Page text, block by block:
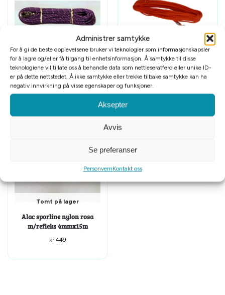
Administrer samtykke
For å gi de beste opplevelsene bruker vi teknologier som informasjonskapsler
for å lagre og/eller få tilgang til enhetsinformasjon. Å samtykke til disse
teknologiene vil tillate oss å behandle data som nettleseratferd eller unike ID-
er på dette nettstedet. Å ikke samtykke eller trekke tilbake samtykke kan ha
negativ innvirkning på visse egenskaper og funksjoner.
Aksepter
Avvis
Se preferanser
PersonvernKontakt oss
Tomt på lager
Alac sporline nylon lilla
m/refleks 6mmx15m
kr399
Alac sporline nylon oransje
6mmx15m
Tomt på lager
Alac sporline nylon rosa
m/refleks 4mmx15m
kr449